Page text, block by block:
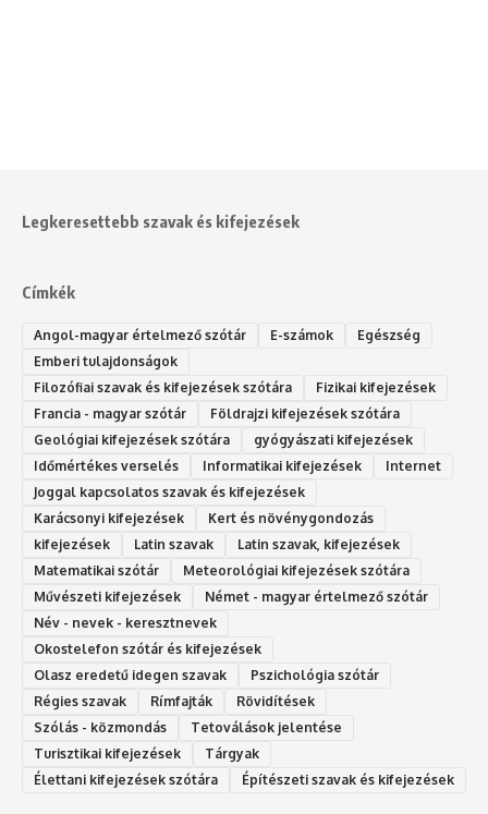
Legkeresettebb szavak és kifejezések
Címkék
Angol-magyar értelmező szótár E-számok
Egészség
Emberi tulajdonságok
Filozófiai szavak és kifejezések szótára
Fizikai kifejezések
Francia - magyar szótár
Földrajzi kifejezések szótára
Geológiai kifejezések szótára
gyógyászati kifejezések
Időmértékes verselés
Informatikai kifejezések
Internet
Joggal kapcsolatos szavak és kifejezések
Karácsonyi kifejezések
Kert és növénygondozás
kifejezések
Latin szavak
Latin szavak, kifejezések
Matematikai szótár
Meteorológiai kifejezések szótára
Művészeti kifejezések
Német - magyar értelmező szótár
Név - nevek - keresztnevek
Okostelefon szótár és kifejezések
Olasz eredetű idegen szavak
Ps‮gólohciz‬ia s‮átóz‬r
Régies szavak
Rímfajták
Rövidítések
Szólás - közmondás
Tetoválások jelentése
Turisztikai kifejezések
Tárgyak
Élettani kifejezések szótára
Építészeti szavak és kifejezések